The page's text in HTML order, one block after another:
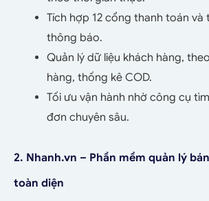
Tích hợp 12 cổng thanh toán và
thông báo.
Quản lý dữ liệu khách hàng,
hàng, thống kê COD.
Tối ưu vận hành nhờ công cụ
đơn chuyên sâu.
2. Nhanh.vn – Phần mềm quản lý
toàn diện